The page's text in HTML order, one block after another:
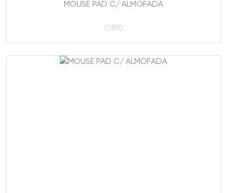
MOUSE PAD C/ ALMOFADA
01810